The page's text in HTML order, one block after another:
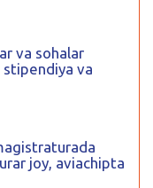
va sohalar
stipendiya va
joy, aviachipta